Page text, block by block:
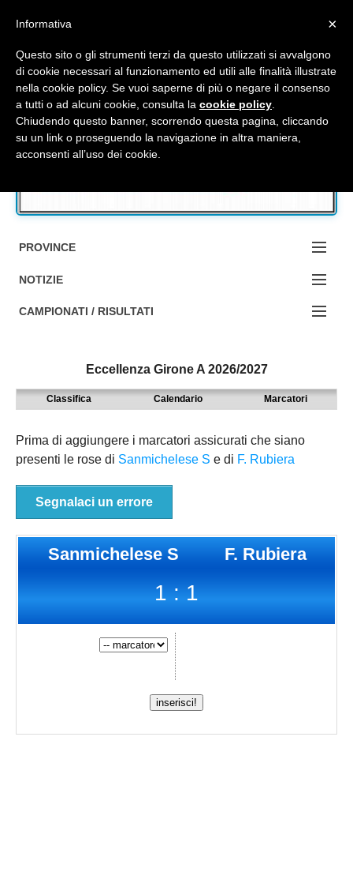
Accedi / Registrati
Contattaci
PROVINCE
EDIZIONE:
BOLOGNA
PARMA
PIACENZA
NOTIZIE
NOTIZIE:
9° TORNEO EMILIAGOL
ECCELLENZA
PRIMA
SECONDA
CAMPIONATI / RISULTATI
REGIONALI
Eccellenza Girone A 2026/2027
Classifica Calendario Marcatori
Prima di aggiungere i marcatori assicurati che siano
presenti le rose di Sanmichelese S e di F. Rubiera
Segnalaci un errore
Sanmichelese S F. Rubiera
1 : 1
×
Informativa
Questo sito o gli strumenti terzi da questo utilizzati si avvalgono
di cookie necessari al funzionamento ed utili alle finalità illustrate
nella cookie policy. Se vuoi saperne di più o negare il consenso
a tutti o ad alcuni cookie, consulta la cookie policy
Chiudendo questo banner, scorrendo questa pagina, cliccando
su un link o proseguendo la navigazione in altra maniera,
acconsenti all’uso dei cookie.